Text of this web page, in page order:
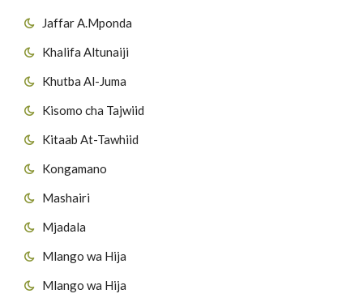
Jaffar A.Mponda
Khalifa Altunaiji
Khutba Al-Juma
Kisomo cha Tajwiid
Kitaab At-Tawhiid
Kongamano
Mashairi
Mjadala
Mlango wa Hija
Mlango wa Hija